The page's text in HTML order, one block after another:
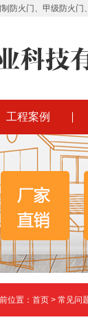
防火门、甲级防火门
工程案例
位置：首页 > 常见问